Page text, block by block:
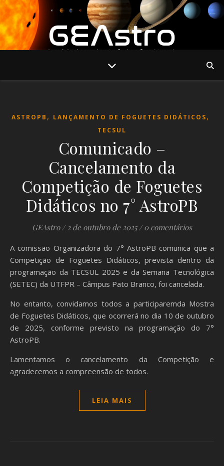
ASTROPB , LANÇAMENTO DE FOGUETES DIDÁTICOS,
TECSUL
Comunicado –
Cancelamento da
Competição de Foguetes
Didáticos no 7° AstroPB
GEAstro / 2 de outubro de 2025 / 0 comentários
A comissão Organizadora do 7° AstroPB comunica que a
Competição de Foguetes Didáticos, prevista dentro da
programação da TECSUL 2025 e da Semana Tecnológica
(SETEC) da UTFPR – Câmpus Pato Branco, foi cancelada.
No entanto, convidamos todos a participaremda Mostra
de Foguetes Didáticos, que ocorrerá no dia 10 de outubro
de 2025, conforme previsto na programação do 7°
AstroPB.
Lamentamos o cancelamento da Competição e
agradecemos a compreensão de todos.
LEIA MAIS